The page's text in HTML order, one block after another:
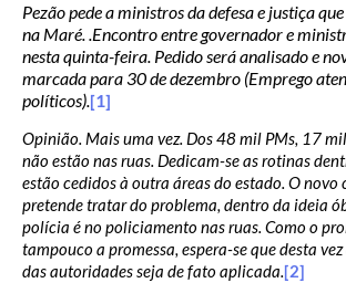
Pezão pede a ministros da defesa e justiça
na Maré. .Encontro entre governador e
nesta quinta-feira. Pedido será analisado e
marcada para 30 de dezembro (Emprego
políticos).[1]
Opinião. Mais uma vez. Dos 48 mil PMs, 17
não estão nas ruas. Dedicam-se as rotinas
estão cedidos à outra áreas do estado. O novo
pretende tratar do problema, dentro da ideia
polícia é no policiamento nas ruas. Como o
tampouco a promessa, espera-se que desta
das autoridades seja de fato aplicada.[2]